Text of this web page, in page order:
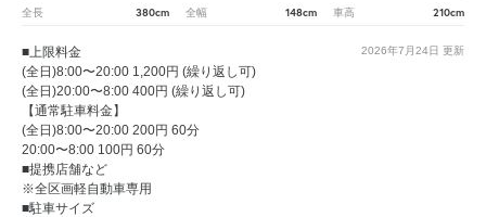
全長 380cm 全幅 148cm 車高 210cm
2026年7月24日 更新
■上限料金
(全日)8:00〜20:00 1,200円 (繰り返し可)
(全日)20:00〜8:00 400円 (繰り返し可)
【通常駐車料金】
(全日)8:00〜20:00 200円 60分
20:00〜8:00 100円 60分
■提携店舗など
※全区画軽自動車専用
■駐車サイズ